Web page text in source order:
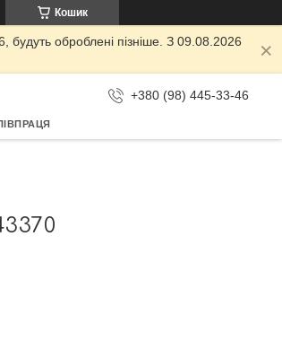
Кошик
будуть оброблені пізніше. З 09.08.2026
+380 (98) 445-33-46